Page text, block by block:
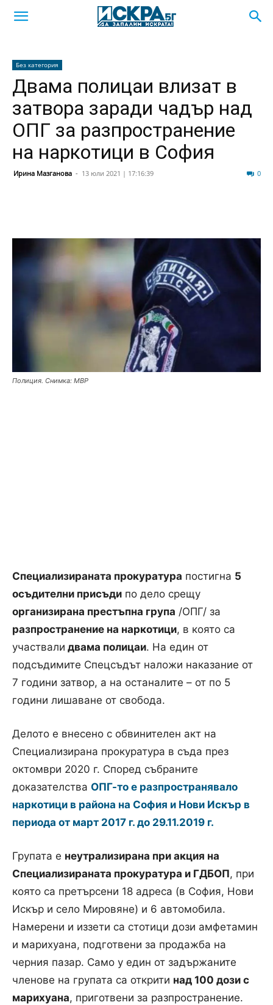
Без категория
Двама полицаи влизат в
затвора заради чадър над
ОПГ за разпространение
на наркотици в София
Ирина Мазганова - 13 юли 2021 | 17:16:39 0
Полиция. Снимка: МВР
Специализираната прокуратура постигна 5
осъдителни присъди по дело срещу
организирана престъпна група /ОПГ/ за
разпространение на наркотици, в която са
участвали двама полицаи. На един от
подсъдимите Спецсъдът наложи наказание от
7 години затвор, а на останалите – от по 5
години лишаване от свобода.
Делото е внесено с обвинителен акт на
Специализирана прокуратура в съда през
октомври 2020 г. Според събраните
доказателства ОПГ-то е разпространявало
наркотици в района на София и Нови Искър в
периода от март 2017 г. до 29.11.2019 г.
Групата е неутрализирана при акция на
Специализираната прокуратура и ГДБОП, при
която са претърсени 18 адреса (в София, Нови
Искър и село Мировяне) и 6 автомобила.
Намерени и иззети са стотици дози амфетамин
и марихуана, подготвени за продажба на
черния пазар. Само у един от задържаните
членове на групата са открити над 100 дози с
марихуана, приготвени за разпространение.